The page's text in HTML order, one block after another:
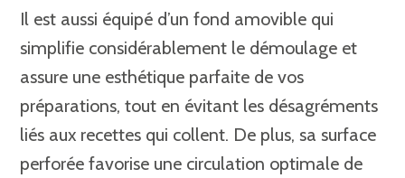
Il est aussi équipé d’un fond amovible qui
simplifie considérablement le démoulage et
assure une esthétique parfaite de vos
préparations, tout en évitant les désagréments
liés aux recettes qui collent. De plus, sa surface
perforée favorise une circulation optimale de